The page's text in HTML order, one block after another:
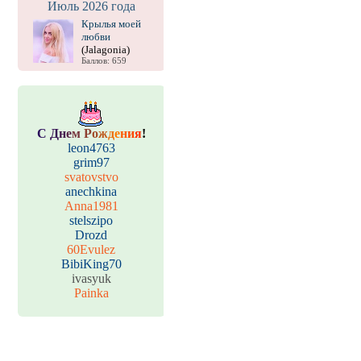
Июль 2026 года
Крылья моей
любви
(Jalagonia)
Баллов: 659
С Днем Рождения!
leon4763
grim97
svatovstvo
anechkina
Anna1981
stelszipo
Drozd
60Evulez
BibiKing70
ivasyuk
Painka